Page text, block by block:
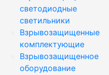
светодиодные
светильники
Взрывозащищенные
комплектующие
Взрывозащищенное
оборудование